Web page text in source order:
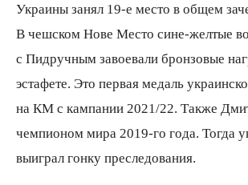
Украины занял 19-е место в общем
В чешском Нове Место сине-желтые во
с Пидручным завоевали бронзовые
эстафете. Это первая медаль
на КМ с кампании 2021/22. Также
чемпионом мира 2019-го года. Тогда
выиграл гонку преследования.